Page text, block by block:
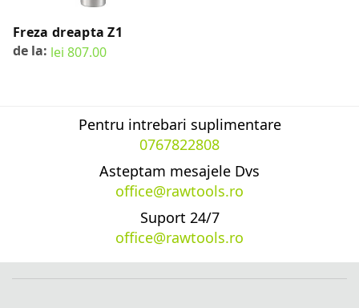
Freza dreapta Z1
de la: lei 807.00
Pentru intrebari suplimentare
0767822808
Asteptam mesajele Dvs
office@rawtools.ro
Suport 24/7
office@rawtools.ro